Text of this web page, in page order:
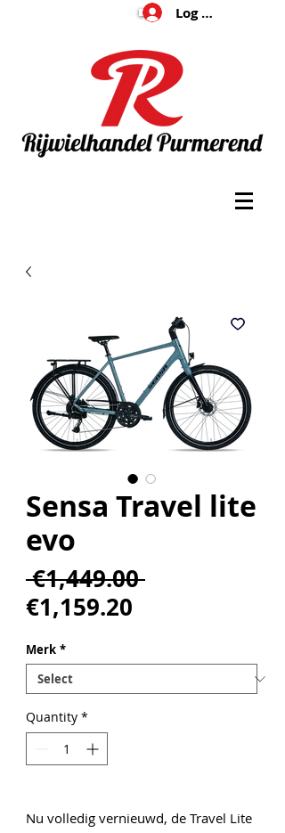
Log In
Sensa Travel lite
evo
€1,449.00 Regular
€1,159.20
Merk *
Quantity *
Nu volledig vernieuwd, de Travel Lite